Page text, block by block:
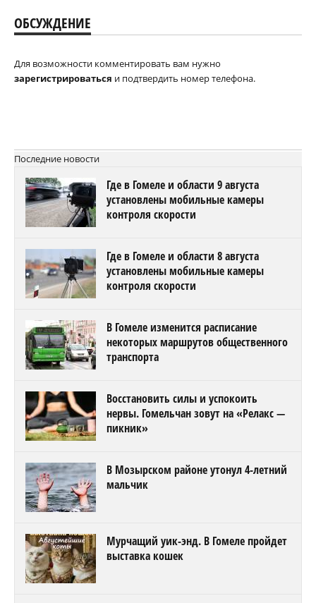
ОБСУЖДЕНИЕ
Для возможности комментировать вам нужно
зарегистрироваться и подтвердить номер телефона.
Последние новости
Где в Гомеле и области 9 августа
установлены мобильные камеры
контроля скорости
Где в Гомеле и области 8 августа
установлены мобильные камеры
контроля скорости
В Гомеле изменится расписание
некоторых маршрутов общественного
транспорта
Восстановить силы и успокоить
нервы. Гомельчан зовут на «Релакс —
пикник»
В Мозырском районе утонул 4-летний
мальчик
Мурчащий уик-энд. В Гомеле пройдет
выставка кошек